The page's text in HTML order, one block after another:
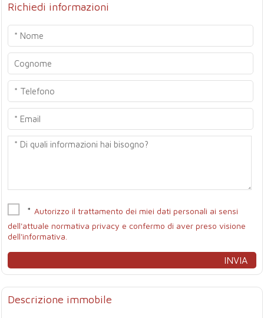
Richiedi informazioni
*Autorizzo il trattamento dei miei dati personali ai sensi
dell'attuale normativa privacy e confermo di aver preso visione
dell'informativa.
Descrizione immobile